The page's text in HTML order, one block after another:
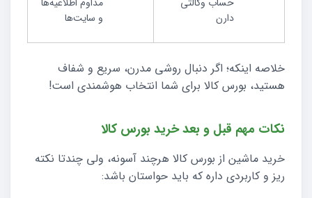
حساب وکالتی
دارن
مداوم اطلاعیه‌ها
و سایت‌ها
خلاصه اینکه؛ اگر دنبال روشی مدرن، سریع و شفاف
هستید، بورس کالا برای شما انتخاب هوشمندی است!
نکات مهم قبل و بعد خرید بورس کالا
خرید ماشین از بورس کالا هرچند آسونه، ولی چندتا نکته
ریز و کاربردی داره که باید حواستان باشد: